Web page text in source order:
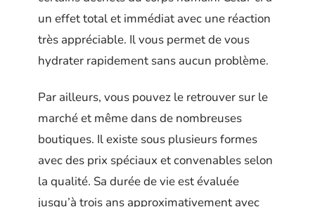
un effet total et immédiat avec une réaction
très appréciable. Il vous permet de vous
hydrater rapidement sans aucun problème.
Par ailleurs, vous pouvez le retrouver sur le
marché et même dans de nombreuses
boutiques. Il existe sous plusieurs formes
avec des prix spéciaux et convenables selon
la qualité. Sa durée de vie est évaluée
jusqu’à trois ans approximativement avec